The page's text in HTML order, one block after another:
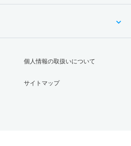
個人情報の取扱いについて
サイトマップ